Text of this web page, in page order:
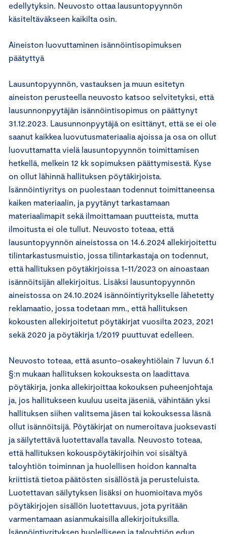
edellytyksin. Neuvosto ottaa lausuntopyynnön
käsiteltäväkseen kaikilta osin.
Aineiston luovuttaminen isännöintisopimuksen
päätyttyä
Lausuntopyynnön, vastauksen ja muun esitetyn
aineiston perusteella neuvosto katsoo selvitetyksi, että
lausunnonpyytäjän isännöintisopimus on päättynyt
31.12.2023. Lausunnonpyytäjä on esittänyt, että se ei ole
saanut kaikkea luovutusmateriaalia ajoissa ja osa on ollut
luovuttamatta vielä lausuntopyynnön toimittamisen
hetkellä, melkein 12 kk sopimuksen päättymisestä. Kyse
on ollut lähinnä hallituksen pöytäkirjoista.
Isännöintiyritys on puolestaan todennut toimittaneensa
kaiken materiaalin, ja pyytänyt tarkastamaan
materiaalimapit sekä ilmoittamaan puutteista, mutta
ilmoitusta ei ole tullut. Neuvosto toteaa, että
lausuntopyynnön aineistossa on 14.6.2024 allekirjoitettu
tilintarkastusmuistio, jossa tilintarkastaja on todennut,
että hallituksen pöytäkirjoissa 1-11/2023 on ainoastaan
isännöitsijän allekirjoitus. Lisäksi lausuntopyynnön
aineistossa on 24.10.2024 isännöintiyritykselle lähetetty
reklamaatio, jossa todetaan mm., että hallituksen
kokousten allekirjoitetut pöytäkirjat vuosilta 2023, 2021
sekä 2020 ja pöytäkirja 1/2019 puuttuvat edelleen.
Neuvosto toteaa, että asunto-osakeyhtiölain 7 luvun 6.1
§:n mukaan hallituksen kokouksesta on laadittava
pöytäkirja, jonka allekirjoittaa kokouksen puheenjohtaja
ja, jos hallitukseen kuuluu useita jäseniä, vähintään yksi
hallituksen siihen valitsema jäsen tai kokouksessa läsnä
ollut isännöitsijä. Pöytäkirjat on numeroitava juoksevasti
ja säilytettävä luotettavalla tavalla. Neuvosto toteaa,
että hallituksen kokouspöytäkirjoihin voi sisältyä
taloyhtiön toiminnan ja huolellisen hoidon kannalta
kriittistä tietoa päätösten sisällöstä ja perusteluista.
Luotettavan säilytyksen lisäksi on huomioitava myös
pöytäkirjojen sisällön luotettavuus, jota pyritään
varmentamaan asianmukaisilla allekirjoituksilla.
Isännöintiyrityksen huolelliseen ja taloyhtiön edun